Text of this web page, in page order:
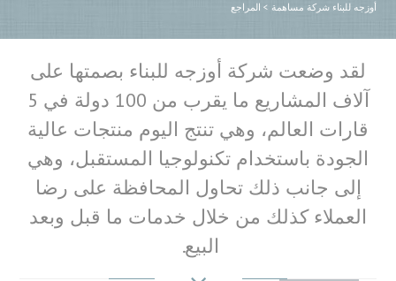
أوزجه للبناء شركة مساهمة > المراجع
لقد وضعت شركة أوزجه للبناء بصمتها على
آلاف المشاريع ما يقرب من 100 دولة في 5
قارات العالم، وهي تنتج اليوم منتجات عالية
الجودة باستخدام تكنولوجيا المستقبل، وهي
إلى جانب ذلك تحاول المحافظة على رضا
العملاء كذلك من خلال خدمات ما قبل وبعد
البيع.